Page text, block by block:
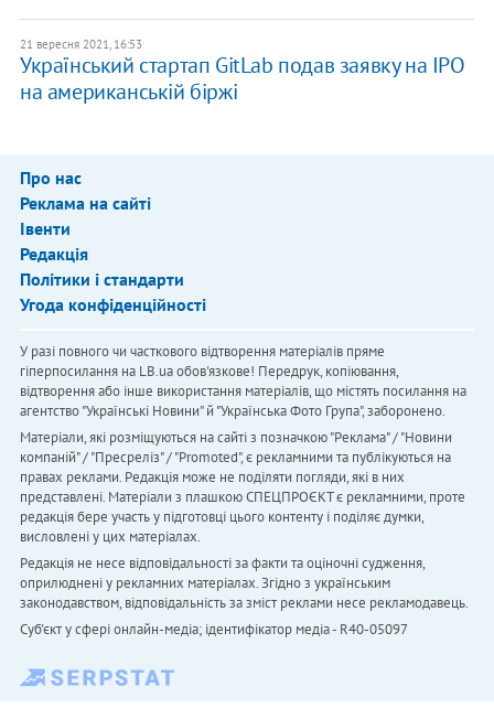
21 вересня 2021, 16:53
Український стартап GitLab подав заявку на IPO
на американській біржі
Про нас
Реклама на сайті
Івенти
Редакція
Політики і стандарти
Угода конфіденційності
У разі повного чи часткового відтворення матеріалів пряме
гіперпосилання на LB.ua обов'язкове! Передрук, копіювання,
відтворення або інше використання матеріалів, що містять посилання на
агентство "Українськi Новини" й "Українська Фото Група", заборонено.
Матеріали, які розміщуються на сайті з позначкою "Реклама" / "Новини
компаній" / "Пресреліз" / "Promoted", є рекламними та публікуються на
правах реклами. Редакція може не поділяти погляди, які в них
представлені. Матеріали з плашкою СПЕЦПРОЄКТ є рекламними, проте
редакція бере участь у підготовці цього контенту і поділяє думки,
висловлені у цих матеріалах.
Редакція не несе відповідальності за факти та оціночні судження,
оприлюднені у рекламних матеріалах. Згідно з українським
законодавством, відповідальність за зміст реклами несе рекламодавець.
Cуб'єкт у сфері онлайн-медіа; ідентифікатор медіа - R40-05097